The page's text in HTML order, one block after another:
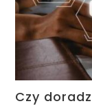
Czy